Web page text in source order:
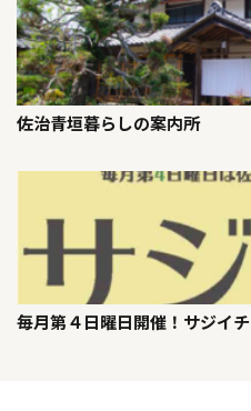
佐治青垣暮らしの案内所
毎月第４日曜日開催！サジイチ